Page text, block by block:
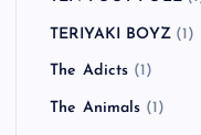
TERIYAKI BOYZ(1)
The Adicts (1)
The Animals (1)